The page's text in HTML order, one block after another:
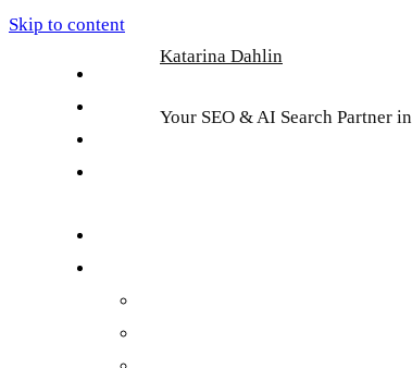
Skip to content
Katarina Dahlin
Your SEO & AI Search Partner